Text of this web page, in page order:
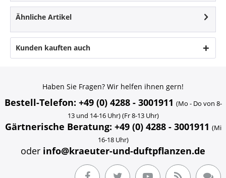
Ähnliche Artikel
Kunden kauften auch
Haben Sie Fragen? Wir helfen ihnen gern!
Bestell-Telefon: +49 (0) 4288 - 3001911 (Mo - Do von 8-
13 und 14-16 Uhr) (Fr 8-13 Uhr)
Gärtnerische Beratung: +49 (0) 4288 - 3001911 (Mi
16-18 Uhr)
oder info@kraeuter-und-duftpflanzen.de